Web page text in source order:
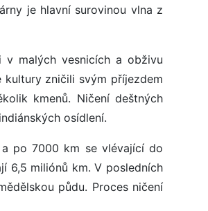
je hlavní surovinou vlna z
v malých vesnicích a obživu
zničili svým příjezdem
kmenů. Ničení deštných
osídlení.
a po 7000 km se vlévající do
6,5 miliónů km. V posledních
půdu. Proces ničení